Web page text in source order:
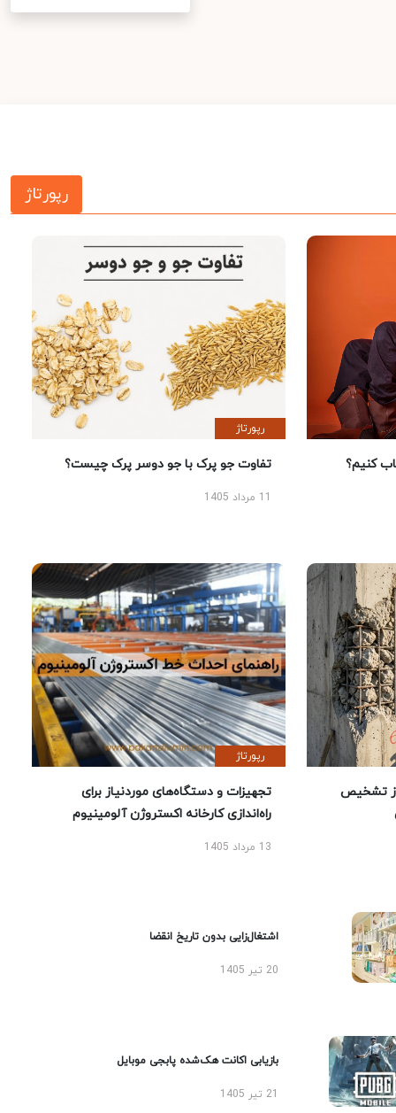
رپورتاژ
کنیم؟
رپورتاژ
تفاوت جو پرک با جو دوسر پرک چیست؟
تشخیص
رپورتاژ
تجهیزات و دستگاه‌های موردنیاز برای
راه‌اندازی کارخانه اکستروژن آلومینیوم
13 مرداد 1405
اشتغال‌زایی بدون تاریخ انقضا
20 تیر 1405
بازیابی اکانت هک‌شده پابجی موبایل